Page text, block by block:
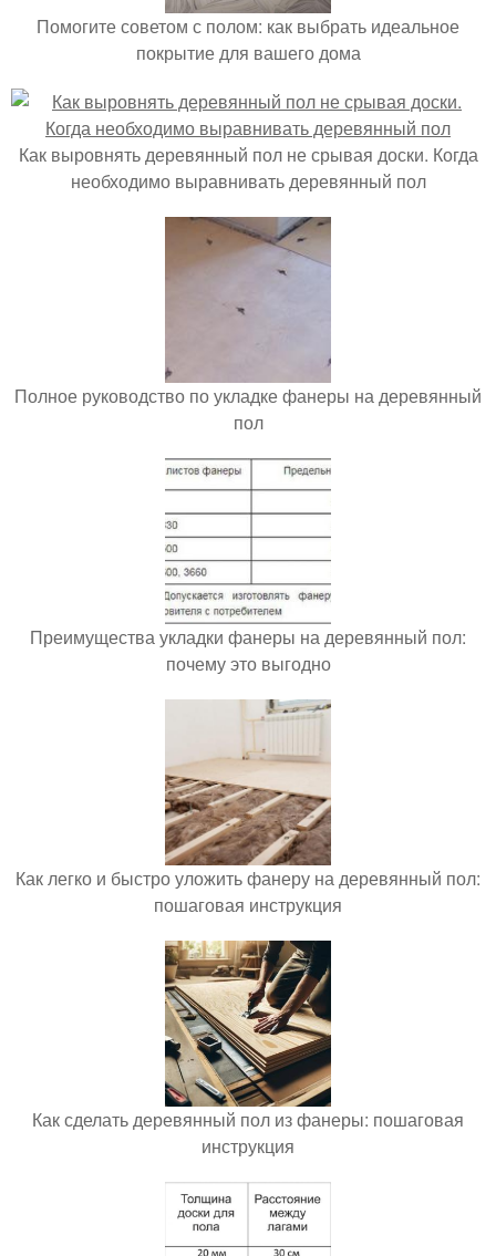
Помогите советом с полом: как выбрать идеальное
покрытие для вашего дома
Как выровнять деревянный пол не срывая доски. Когда
необходимо выравнивать деревянный пол
Полное руководство по укладке фанеры на деревянный
пол
Преимущества укладки фанеры на деревянный пол:
почему это выгодно
Как легко и быстро уложить фанеру на деревянный пол:
пошаговая инструкция
Как сделать деревянный пол из фанеры: пошаговая
инструкция